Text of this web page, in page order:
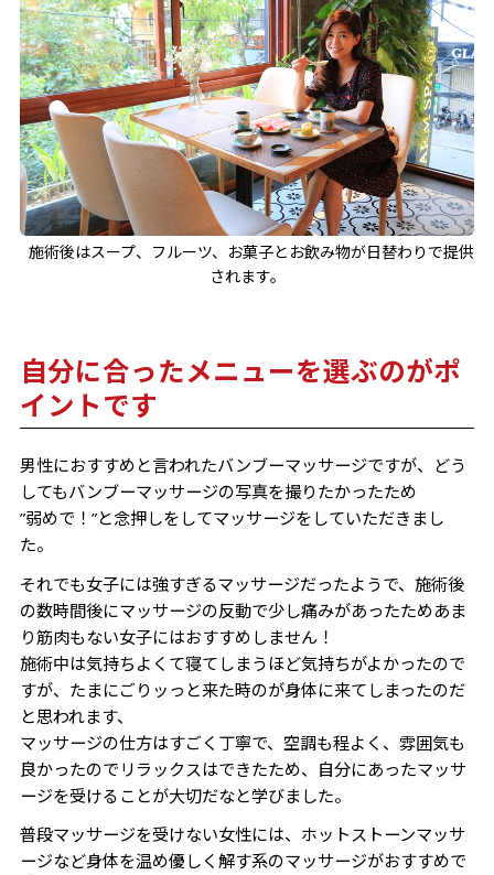
施術後はスープ、フルーツ、お菓子とお飲み物が日替わりで提供
されます。
自分に合ったメニューを選ぶのがポ
イントです
男性におすすめと言われたバンブーマッサージですが、どう
してもバンブーマッサージの写真を撮りたかったため
”弱めで！”と念押しをしてマッサージをしていただきまし
た。
それでも女子には強すぎるマッサージだったようで、施術後
の数時間後にマッサージの反動で少し痛みがあったためあま
り筋肉もない女子にはおすすめしません！
施術中は気持ちよくて寝てしまうほど気持ちがよかったので
すが、たまにごりッっと来た時のが身体に来てしまったのだ
と思われます、
マッサージの仕方はすごく丁寧で、空調も程よく、雰囲気も
良かったのでリラックスはできたため、自分にあったマッサ
ージを受けることが大切だなと学びました。
普段マッサージを受けない女性には、ホットストーンマッサ
ージなど身体を温め優しく解す系のマッサージがおすすめで